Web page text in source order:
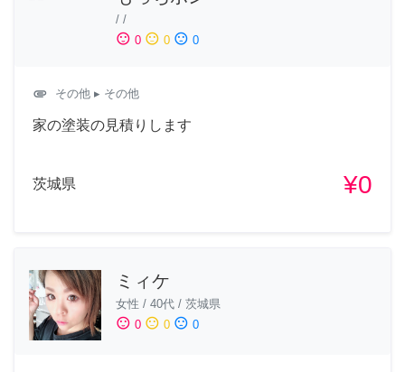
/ /
sentiment_satisfied 0 sentiment_neutral 0 sentiment_dissatisfied 0
attachment その他 ▸ その他
家の塗装の見積りします
茨城県 ¥0
ミィケ
女性 / 40代 / 茨城県
sentiment_satisfied 0 sentiment_neutral 0 sentiment_dissatisfied 0